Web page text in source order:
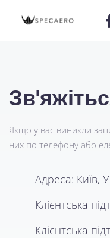
Якщо у вас виникли
них по телефону або
Адреса: Київ,
Клієнтська
Клієнтська